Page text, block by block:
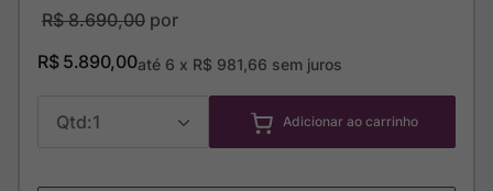
R$ 8.690,00
R$ 5.890,00até 6 x R$ 981,66 sem juros
1 Adicionar ao carrinho